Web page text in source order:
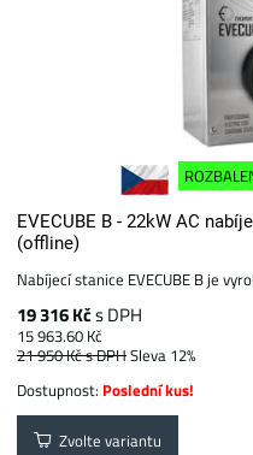
EVECUBE B - 22kW AC
(offline)
Nabíjecí stanice EVECUBE B je
19 316 Kčs DPH
15 963.60 Kč
21 950 Kčs DPHSleva 12%
Dostupnost: Poslední kus!
Zvolte variantu